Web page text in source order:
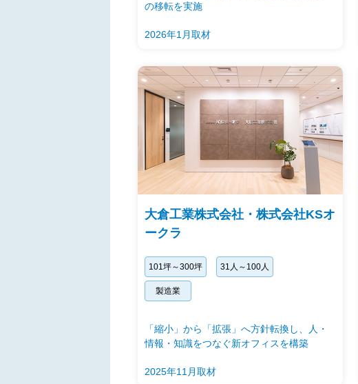
の移転を実施
2026年1月取材
大倉工業株式会社・株式会社KSオ
ークラ
101坪～300坪 31人～100人
製造業
「縮小」から「拡張」へ方針転換し、人・
情報・知識をつなぐ新オフィスを構築
2025年11月取材